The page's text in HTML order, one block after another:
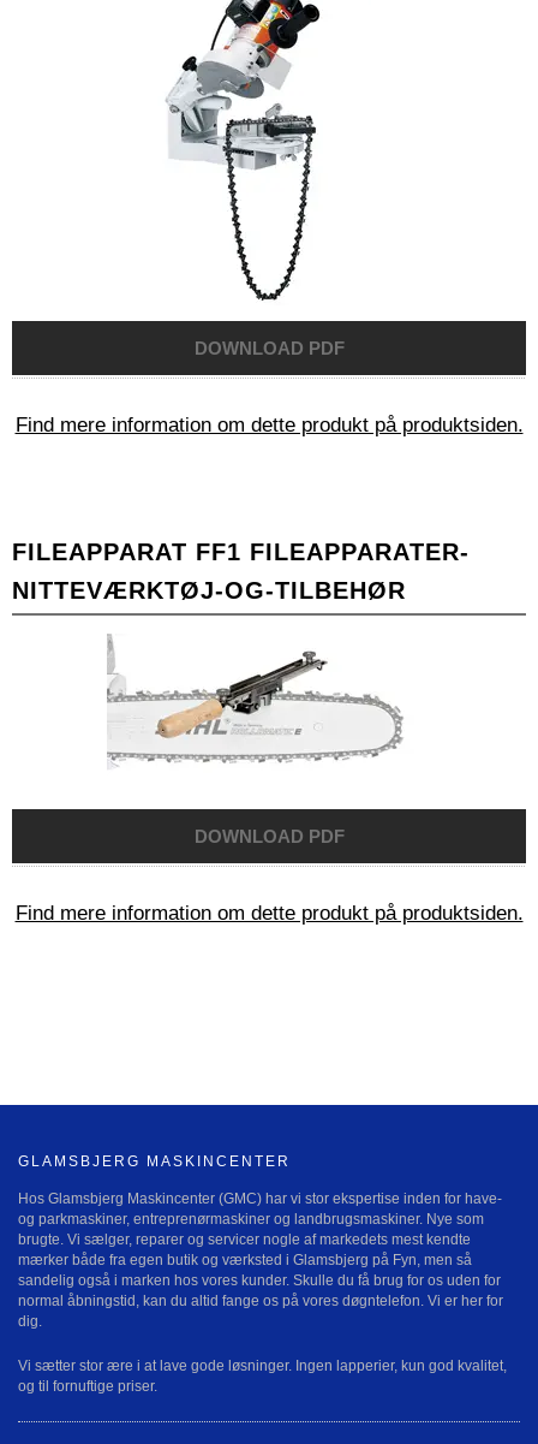
Find mere information om dette produkt på produktsiden.
FILEAPPARAT FF1 FILEAPPARATER-
NITTEVÆRKTØJ-OG-TILBEHØR
Find mere information om dette produkt på produktsiden.
GLAMSBJERG MASKINCENTER
Hos Glamsbjerg Maskincenter (GMC) har vi stor ekspertise inden for have-
og parkmaskiner, entreprenørmaskiner og landbrugsmaskiner. Nye som
brugte. Vi sælger, reparer og servicer nogle af markedets mest kendte
mærker både fra egen butik og værksted i Glamsbjerg på Fyn, men så
sandelig også i marken hos vores kunder. Skulle du få brug for os uden for
normal åbningstid, kan du altid fange os på vores døgntelefon. Vi er her for
dig.
Vi sætter stor ære i at lave gode løsninger. Ingen lapperier, kun god kvalitet,
og til fornuftige priser.